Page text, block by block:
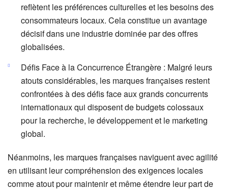
reflètent les préférences culturelles et les besoins des
consommateurs locaux. Cela constitue un avantage
décisif dans une industrie dominée par des offres
globalisées.
Défis Face à la Concurrence Étrangère : Malgré leurs
atouts considérables, les marques françaises restent
confrontées à des défis face aux grands concurrents
internationaux qui disposent de budgets colossaux
pour la recherche, le développement et le marketing
global.
Néanmoins, les marques françaises naviguent avec agilité
en utilisant leur compréhension des exigences locales
comme atout pour maintenir et même étendre leur part de